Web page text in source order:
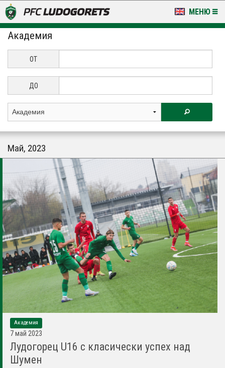
МЕНЮ
НОВИНИ & ГАЛЕРИИ
LUDOGORETS TV
СТАДИОН & БАЗИ
ЗА ФЕНОВЕ
Академия
ОТ
ДО
Май, 2023
Академия
7 май 2023
Лудогорец U16 с класически успех над
Шумен